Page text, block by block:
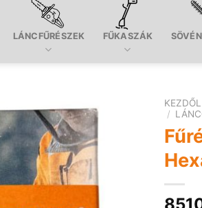
LÁNCFŰRÉSZEK FŰKASZÁK
/